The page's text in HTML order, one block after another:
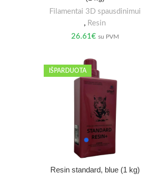
Filamentai 3D spausdinimui
, Resin
26.61€ su PVM
IŠPARDUOTA
Resin standard, blue (1 kg)